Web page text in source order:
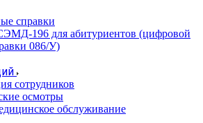
справки
для абитуриентов (цифровой
086/У)
сотрудников
осмотры
обслуживание